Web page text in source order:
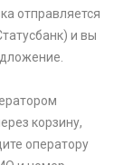
отправляется
и вы
корзину,
оператору